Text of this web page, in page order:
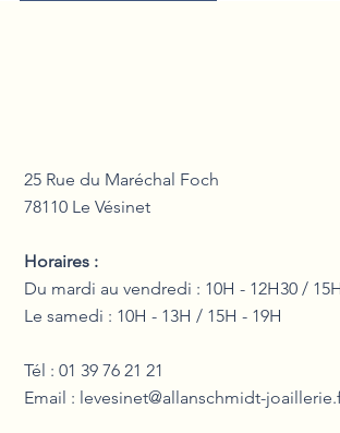
25 Rue du Maréchal Foch
78110 Le Vésinet
Horaires :
Du mardi au vendredi : 10H - 12H30 /
Le samedi : 10H - 13H / 15H - 19H
Tél : 01 39 76 21 21
Email : levesinet@allanschmidt-